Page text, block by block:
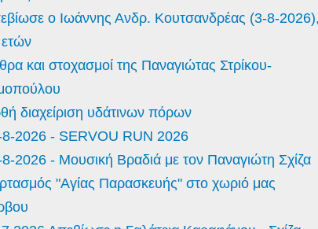
ο Ιωάννης Ανδρ. Κουτσανδρέας (3-8-
και στοχασμοί της Παναγιώτας Στρίκου-
διαχείριση υδάτινων πόρων
8-2026 - SERVOU RUN 2026
2026 - Μουσική Βραδιά με τον Παναγιώτη Σχίζα
"Αγίας Παρασκευής" στο χωριό μας